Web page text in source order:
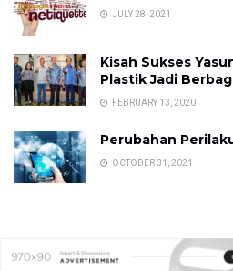
JULY 28, 2021
Kisah Sukses
Plastik Jadi
FEBRUARY 13, 2020
Perubahan
OCTOBER 31, 2021